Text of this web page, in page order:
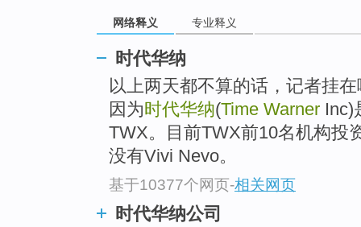
网络释义 专业释义
时代华纳
以上两天都不算的话，记者挂
因为时代华纳(Time Warner Inc)
TWX。目前TWX前10名机构投
没有Vivi Nevo。
基于10377个网页-相关网页
时代华纳公司